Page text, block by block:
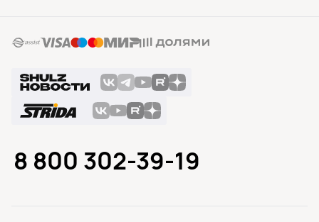
8 800 302-39-19